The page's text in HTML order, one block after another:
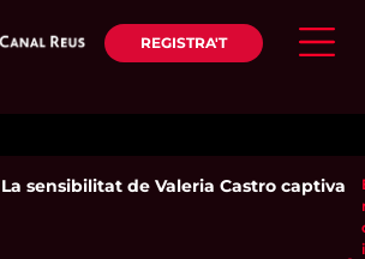
REGISTRA'T
La sensibilitat de Valeria Castro captiva